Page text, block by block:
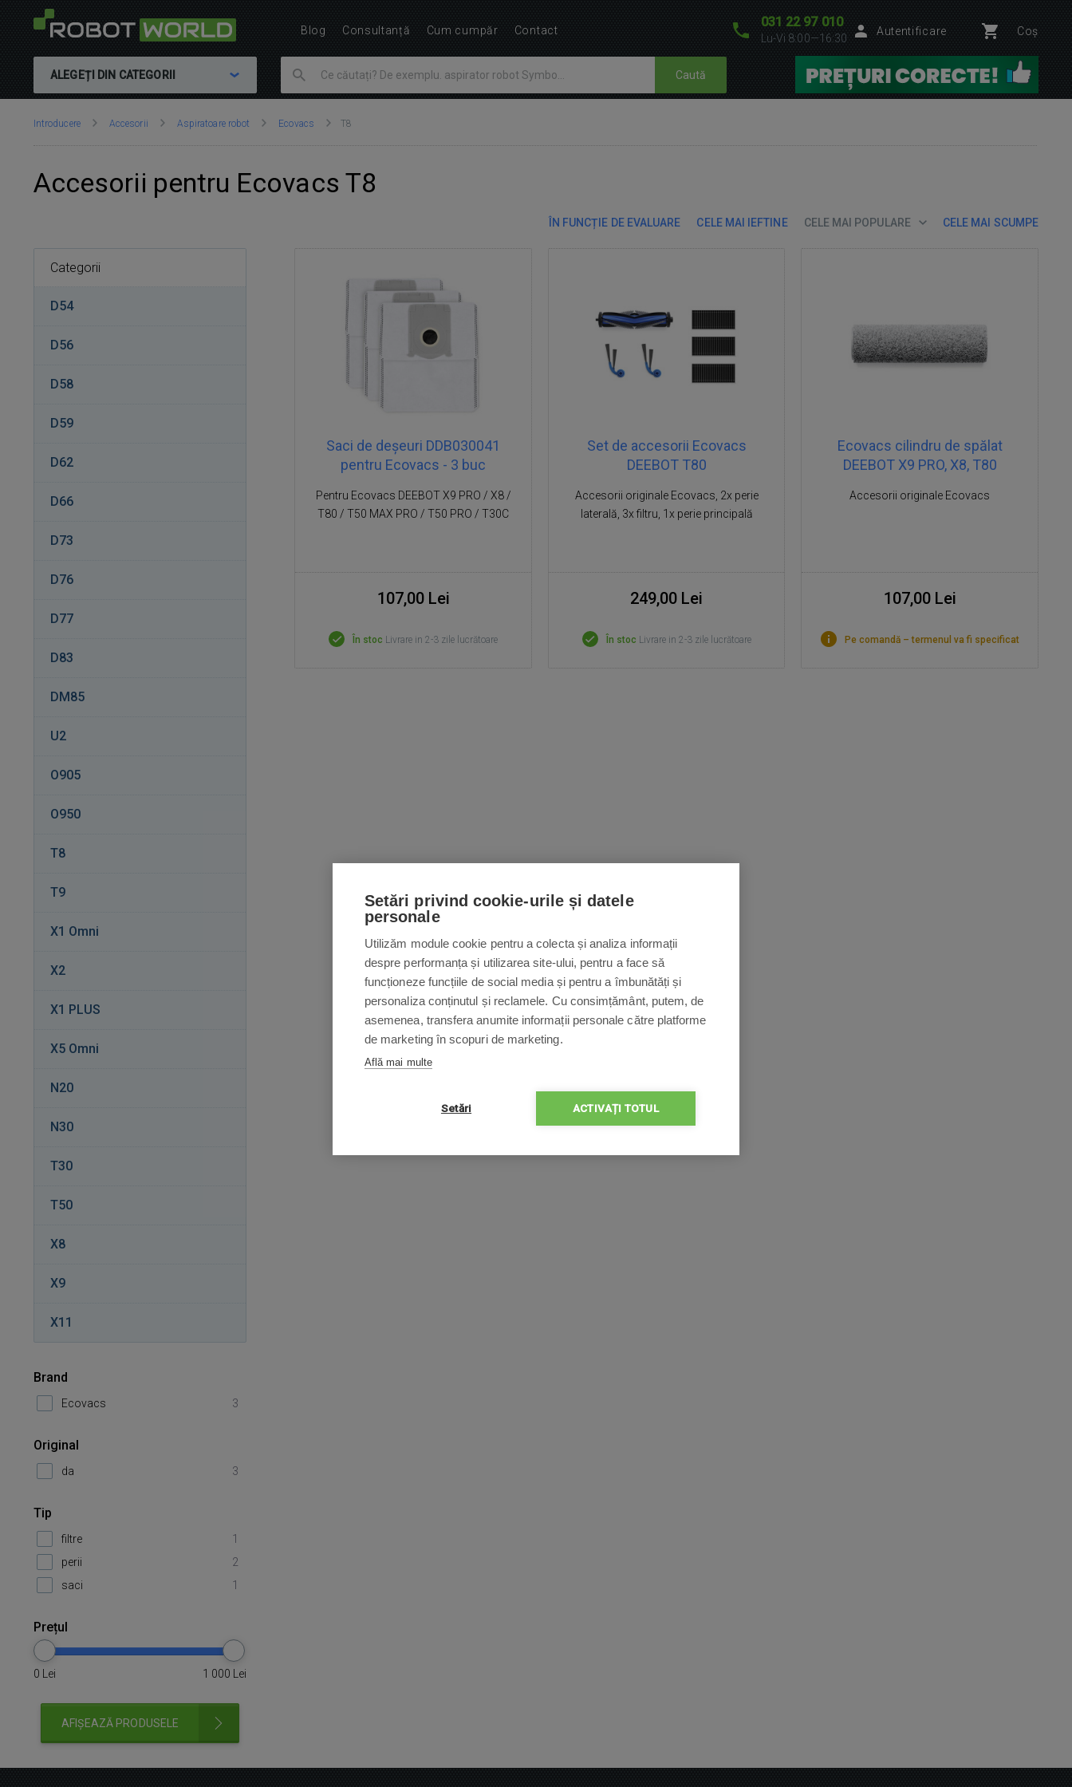
031 22 97 010
Lu-Vi 8:00—16:30
Autentificare Coș
ALEGEȚI DIN CATEGORII Caută
Vă
Introducere Accesorii Aspiratoare robot Ecovacs T8
Accesorii pentru Ecovacs T8
ÎN FUNCȚIE DE EVALUARE CELE MAI IEFTINE CELE MAI POPULARE CELE MAI SCUMPE
Saci de deșeuri DDB030041
pentru Ecovacs - 3 buc
Pentru Ecovacs DEEBOT X9 PRO / X8 /
T80 / T50 MAX PRO / T50 PRO / T30C
107,00 Lei
În stoc Livrare in 2-3 zile lucrătoare
Set de accesorii Ecovacs
DEEBOT T80
Accesorii originale Ecovacs, 2x perie
laterală, 3x filtru, 1x perie principală
249,00 Lei
În stoc Livrare in 2-3 zile lucrătoare
Ecovacs cilindru de spălat
DEEBOT X9 PRO, X8, T80
Accesorii originale Ecovacs
107,00 Lei
Pe comandă – termenul va fi specificat
Categorii
D54
D56
D58
D59
D62
D66
D73
D76
D77
D83
DM85
U2
O905
O950
T8
T9
X1 Omni
X2
X1 PLUS
X5 Omni
N20
N30
T30
T50
X8
X9
X11
Brand
Ecovacs 3
Original
da 3
Tip
filtre
1
perii
2
saci
1
Prețul
0 Lei 1 000 Lei
AFIȘEAZĂ PRODUSELE
Blog Consultanță Cum cumpăr Contact
Setări privind cookie-urile și datele
personale
Utilizăm module cookie pentru a colecta și analiza informații
despre performanța și utilizarea site-ului, pentru a face să
funcționeze funcțiile de social media și pentru a îmbunătăți și
personaliza conținutul și reclamele. Cu consimțământ, putem, de
asemenea, transfera anumite informații personale către platforme
de marketing în scopuri de marketing.
Află mai multe
Setări ACTIVAȚI TOTUL